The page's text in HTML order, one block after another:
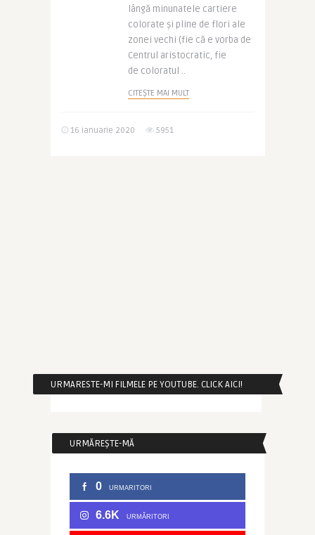
lângă minunatele cartiere
colorate și pline de flori ale
zonei vechi (fie că e vorba de
Centrul aristocratic, fie
de coloratul ..
CITEȘTE MAI MULT
16 ianuarie 2020 5951
URMARESTE-MI FILMELE PE YOUTUBE. CLICK AICI!
URMĂREȘTE-MĂ
0 URMARITORI
6.6K URMĂRITORI